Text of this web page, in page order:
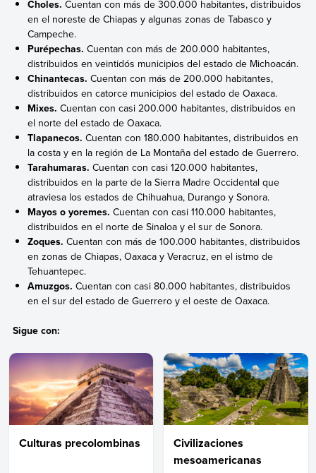
Choles. Cuentan con más de 300.000 habitantes, distribuidos
en el noreste de Chiapas y algunas zonas de Tabasco y
Campeche.
Purépechas. Cuentan con más de 200.000 habitantes,
distribuidos en veintidós municipios del estado de Michoacán.
Chinantecas. Cuentan con más de 200.000 habitantes,
distribuidos en catorce municipios del estado de Oaxaca.
Mixes. Cuentan con casi 200.000 habitantes, distribuidos en
el norte del estado de Oaxaca.
Tlapanecos. Cuentan con 180.000 habitantes, distribuidos en
la costa y en la región de La Montaña del estado de Guerrero.
Tarahumaras. Cuentan con casi 120.000 habitantes,
distribuidos en la parte de la Sierra Madre Occidental que
atraviesa los estados de Chihuahua, Durango y Sonora.
Mayos o yoremes. Cuentan con casi 110.000 habitantes,
distribuidos en el norte de Sinaloa y el sur de Sonora.
Zoques.Cuentan con más de 100.000 habitantes, distribuidos
en zonas de Chiapas, Oaxaca y Veracruz, en el istmo de
Tehuantepec.
Amuzgos. Cuentan con casi 80.000 habitantes, distribuidos
en el sur del estado de Guerrero y el oeste de Oaxaca.
Sigue con:
Culturas precolombinas
Civilizaciones
mesoamericanas